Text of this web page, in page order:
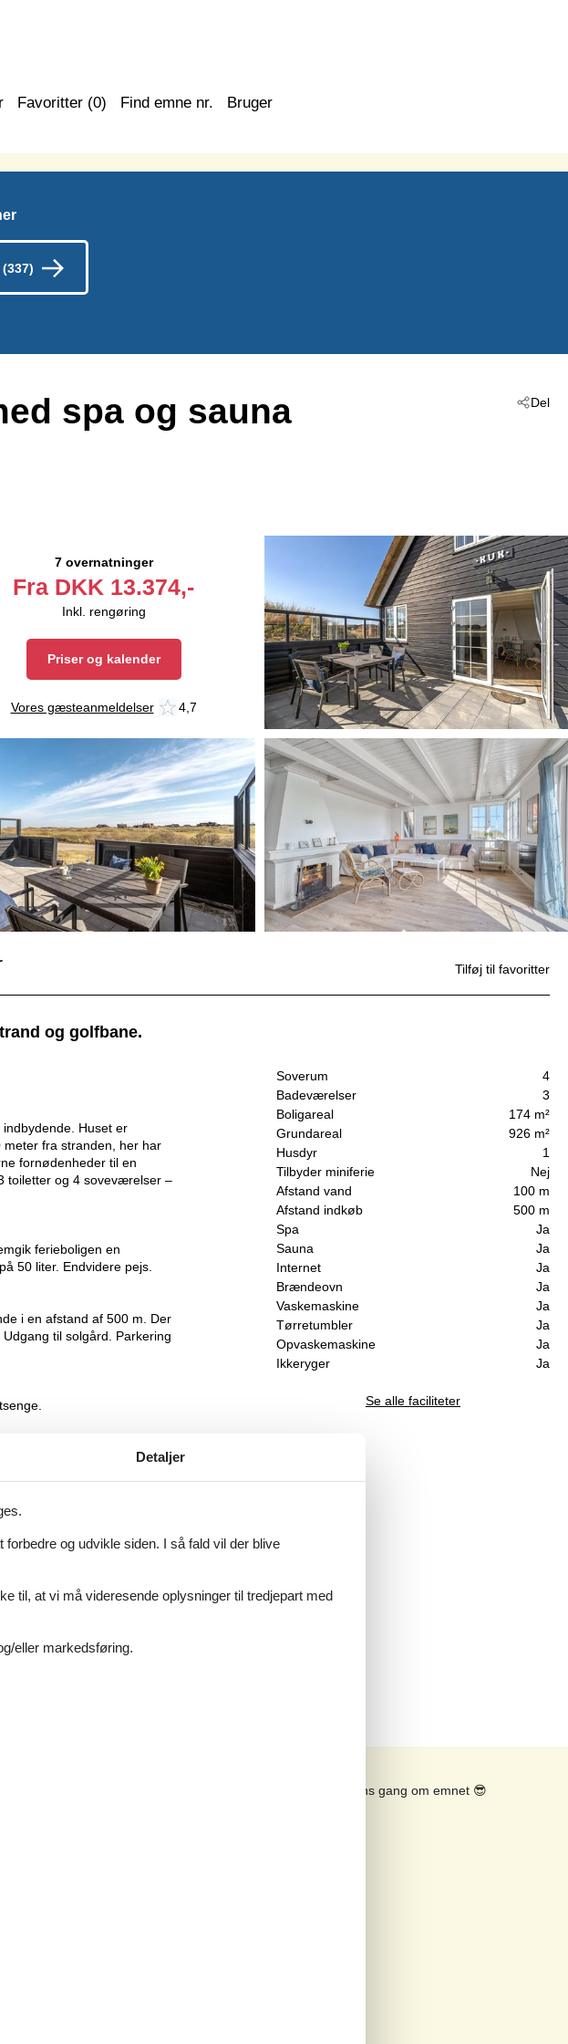
Favoritter (0) Find emne nr. Bruger
Del
spa og sauna
7 overnatninger
Fra DKK 13.374,-
Inkl. rengøring
Priser og kalender
Vores gæsteanmeldelser 4,7
og golfbane.
Soverum
4
Badeværelser
3
Boligareal
174 m²
Grundareal
926 m²
Husdyr
1
Tilbyder miniferie
Nej
Afstand vand
100 m
Afstand indkøb
500 m
Spa
Ja
Sauna
Ja
Internet
Ja
Brændeovn
Ja
Vaskemaskine
Ja
Tørretumbler
Ja
Opvaskemaskine
Ja
Ikkeryger
Ja
Se alle faciliteter
Tilføj til favoritter
Huset er
fra stranden, her har
fornødenheder til en
toiletter og 4 soveværelser –
ferieboligen en
50 liter. Endvidere pejs.
i en afstand af 500 m. Der
til solgård. Parkering
et gebyr på minimum
Se solens gang om emnet 😎
Detaljer
og udvikle siden. I så fald vil der blive
til, at vi må videresende oplysninger til tredjepart med
eller markedsføring.